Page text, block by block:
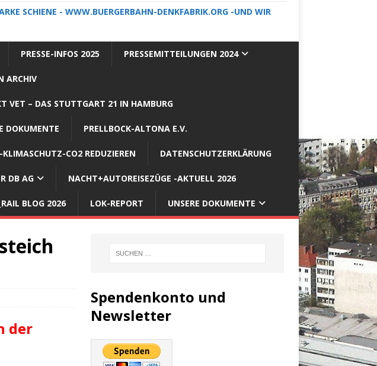
SCHIENE - WWW.BUERGERBAHN-DENKFABRIK.ORG -UND WIR
PRESSE-INFOS 2025 PRESSEMITTEILUNGEN 2024
ARCHIV
VET – DAS STUTTGART 21 IN HAMBURG
DOKUMENTE PRELLBOCK-ALTONA E.V.
CO2 REDUZIEREN DATENSCHUTZERKLÄRUNG
DB AG NACHT+AUTOREISEZÜGE -AKTUELL 2026
BLOG 2026 LOK-REPORT UNSERE DOKUMENTE
der
Spendenkonto und
Newsletter